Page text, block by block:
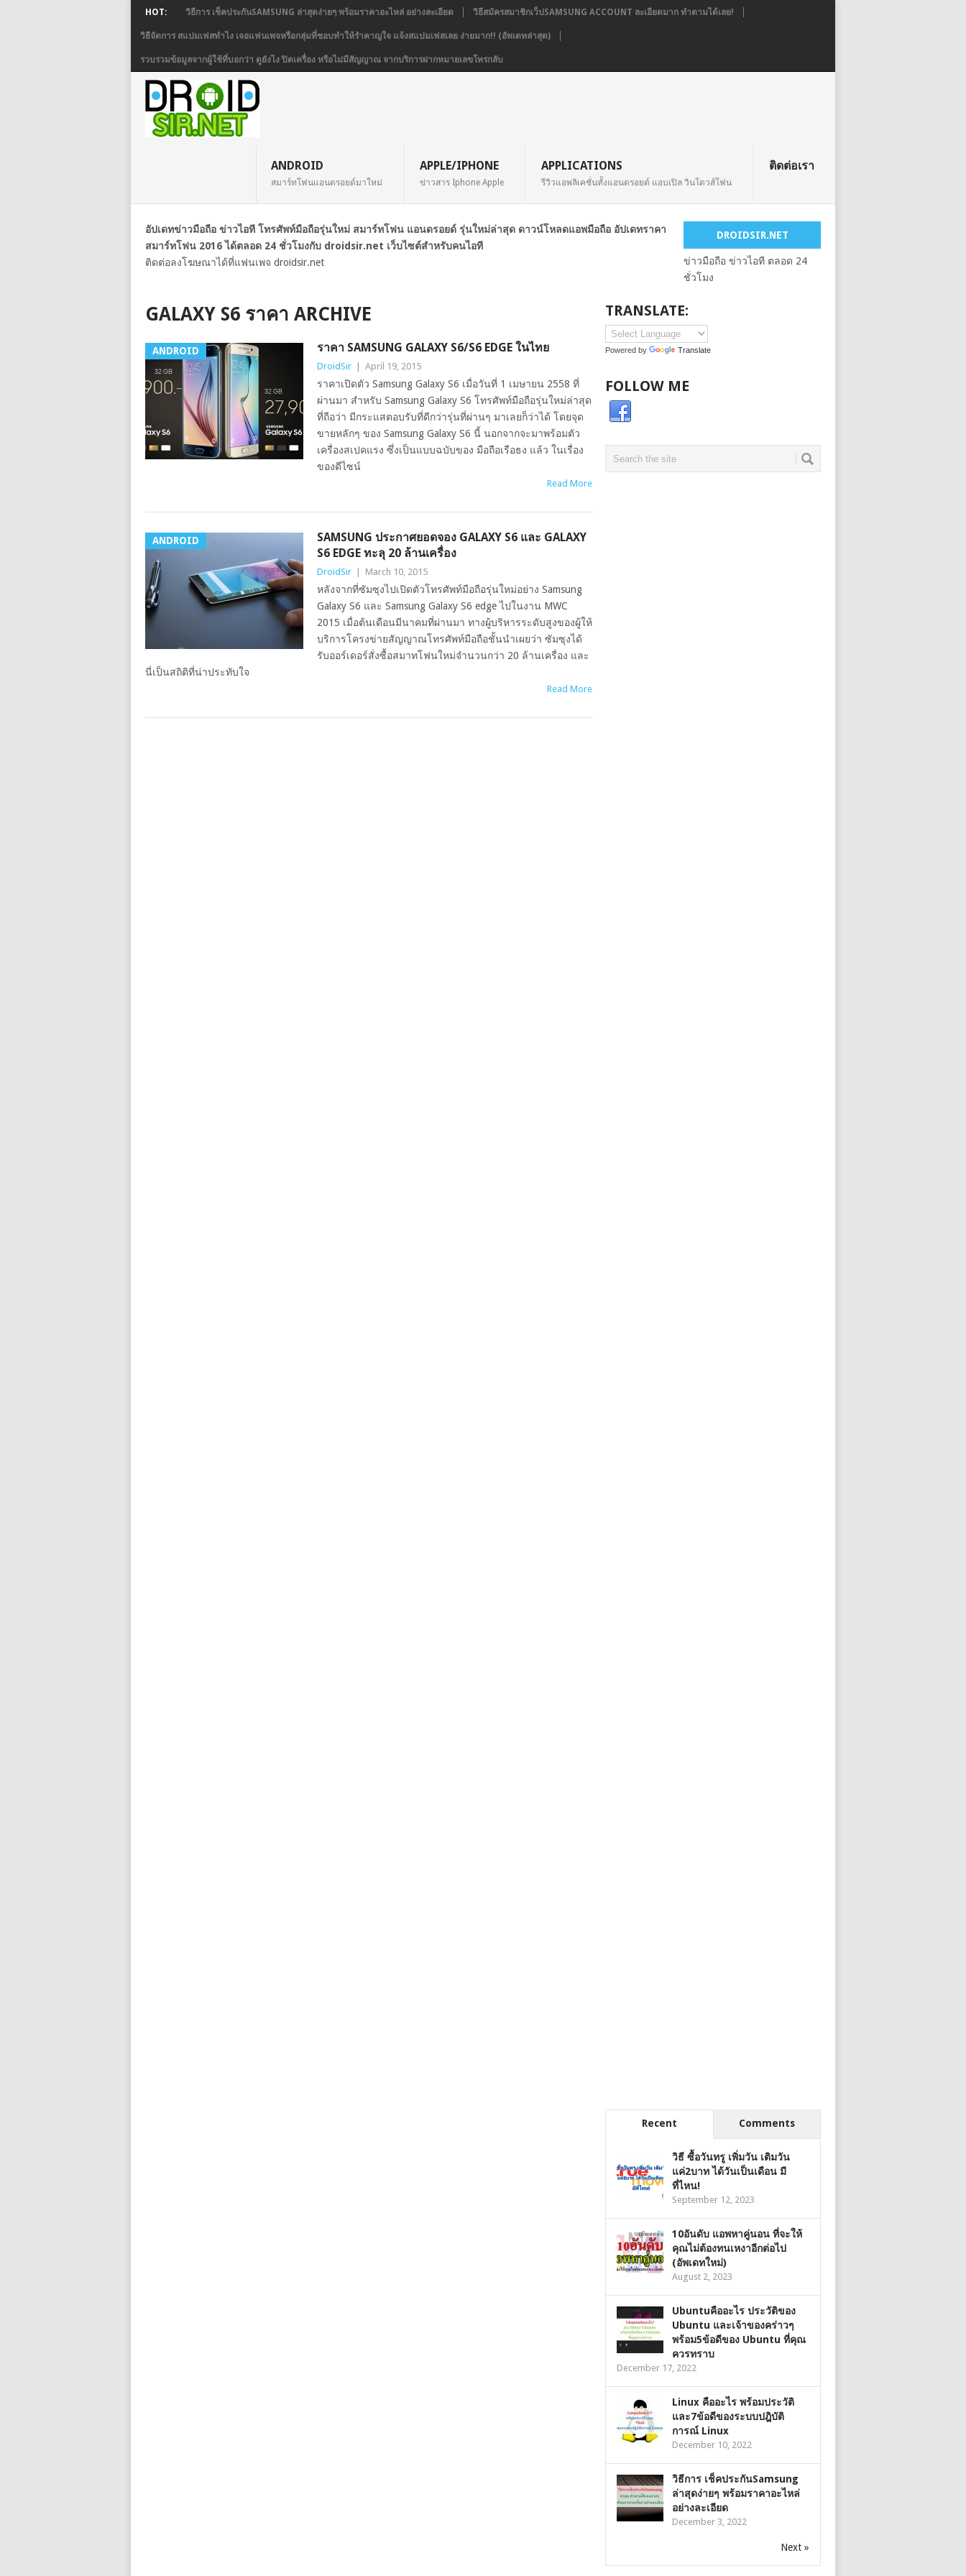
HOT: วิธีการ เช็คประกันSAMSUNG ล่าสุดง่ายๆ พร้อมราคาอะไหล่ อย่างละเอียด วิธีสมัครสมาชิกเว็ปSAMSUNG ACCOUNT ละเอียดมาก ทำตามได้เลย!
วิธีจัดการ สแปมเฟสทำไง เจอแฟนเพจหรือกลุ่มที่ชอบทำให้รำคาญใจ แจ้งสแปมเฟสเลย ง่ายมาก!! (อัพเดทล่าสุด)
รวบรวมข้อมูลจากผู้ใช้ที่บอกว่า ดูยังไง ปิดเครื่อง หรือไม่มีสัญญาณ จากบริการฝากหมายเลขโทรกลับ
ANDROID
สมาร์ทโฟนแอนดรอยด์มาใหม่
APPLE/IPHONE
ข่าวสาร Iphone Apple
APPLICATIONS
รีวิวแอพลิเคชั่นทั้งแอนดรอยด์ แอบเปิล วินโดวส์โฟน
ติดต่อเรา
อัปเดทข่าวมือถือ ข่าวไอที โทรศัพท์มือถือรุ่นใหม่ สมาร์ทโฟน แอนดรอยด์ รุ่นใหม่ล่าสุด ดาวน์โหลดแอพมือถือ อัปเดทราคา
สมาร์ทโฟน 2016 ได้ตลอด 24 ชั่วโมงกับ droidsir.net เว็บไซต์สำหรับคนไอที
ติดต่อลงโฆษณาได้ที่แฟนเพจ droidsir.net
DROIDSIR.NET
ข่าวมือถือ ข่าวไอที ตลอด 24
ชั่วโมง
GALAXY S6 ราคา ARCHIVE
ANDROID ราคา SAMSUNG GALAXY S6/S6 EDGE ในไทย
DroidSir April 19, 2015
ราคาเปิดตัว Samsung Galaxy S6 เมื่อวันที่ 1 เมษายน 2558 ที่
ผ่านมา สำหรับ Samsung Galaxy S6 โทรศัพท์มือถือรุ่นใหม่ล่าสุด
ที่ถือว่า มีกระแสตอบรับที่ดีกว่ารุ่นที่ผ่านๆ มาเลยก็ว่าได้ โดยจุด
ขายหลักๆ ของ Samsung Galaxy S6 นี้ นอกจากจะมาพร้อมตัว
เครื่องสเปคแรง ซึ่งเป็นแบบฉบับของ มือถือเรือธง แล้ว ในเรื่อง
ของดีไซน์
Read More
ANDROID
SAMSUNG ประกาศยอดจอง GALAXY S6 และ GALAXY
S6 EDGE ทะลุ 20 ล้านเครื่อง
DroidSir March 10, 2015
หลังจากที่ซัมซุงไปเปิดตัวโทรศัพท์มือถือรุ่นใหม่อย่าง Samsung
Galaxy S6 และ Samsung Galaxy S6 edge ไปในงาน MWC
2015 เมื่อต้นเดือนมีนาคมที่ผ่านมา ทางผู้บริหารระดับสูงของผู้ให้
บริการโครงข่ายสัญญาณโทรศัพท์มือถือชั้นนำเผยว่า ซัมซุงได้
รับออร์เดอร์สั่งซื้อสมาทโฟนใหม่จำนวนกว่า 20 ล้านเครื่อง และ
นี่เป็นสถิติที่น่าประทับใจ
Read More
TRANSLATE:
Powered by Translate
FOLLOW ME
Recent Comments
วิธี ซื้อวันทรู เพิ่มวัน เติมวัน
แค่2บาท ได้วันเป็นเดือน มี
ที่ไหน!
September 12, 2023
10อันดับ แอพหาคู่นอน ที่จะให้
คุณไม่ต้องทนเหงาอีกต่อไป
(อัพเดทใหม่)
August 2, 2023
Ubuntuคืออะไร ประวัติของ
Ubuntu และเจ้าของคร่าวๆ
พร้อม5ข้อดีของ Ubuntu ที่คุณ
ควรทราบ
December 17, 2022
Linux คืออะไร พร้อมประวัติ
และ7ข้อดีของระบบปฎิบัติ
การณ์ Linux
December 10, 2022
วิธีการ เช็คประกันSamsung
ล่าสุดง่ายๆ พร้อมราคาอะไหล่
อย่างละเอียด
December 3, 2022
Next »